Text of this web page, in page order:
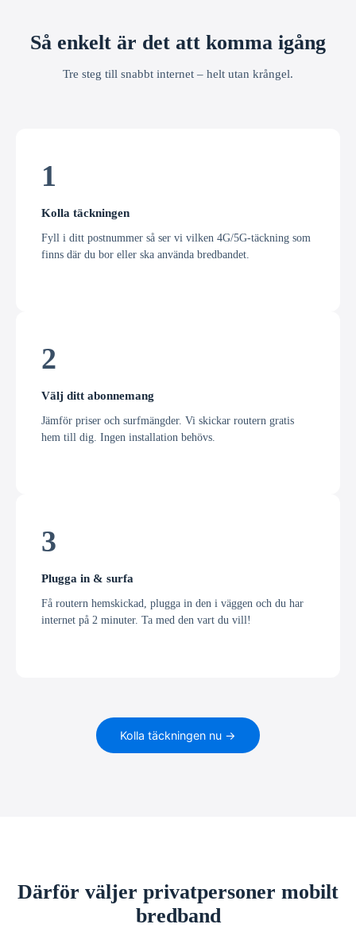
Så enkelt är det att komma igång
Tre steg till snabbt internet – helt utan krångel.
1
Kolla täckningen
Fyll i ditt postnummer så ser vi vilken 4G/5G-täckning som
finns där du bor eller ska använda bredbandet.
2
Välj ditt abonnemang
Jämför priser och surfmängder. Vi skickar routern gratis
hem till dig. Ingen installation behövs.
3
Plugga in & surfa
Få routern hemskickad, plugga in den i väggen och du har
internet på 2 minuter. Ta med den vart du vill!
Kolla täckningen nu →
Därför väljer privatpersoner mobilt
bredband